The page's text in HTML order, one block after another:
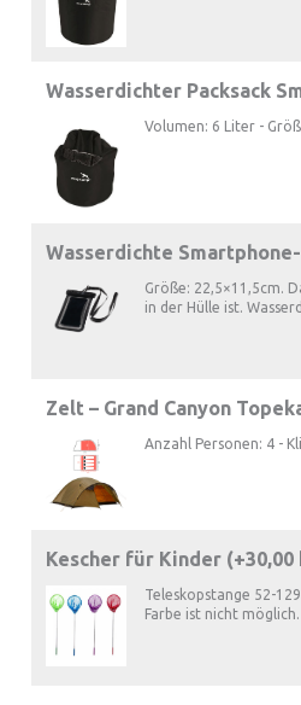
Wasserdichter Packsack
Volumen: 6 Liter -
Wasserdichte
Größe: 22,5×11,5cm.
in der Hülle ist.
Zelt – Grand Canyon
Anzahl Personen: 4 -
Kescher für Kinder (+30,00
Teleskopstange 52-
Farbe ist nicht möglich.